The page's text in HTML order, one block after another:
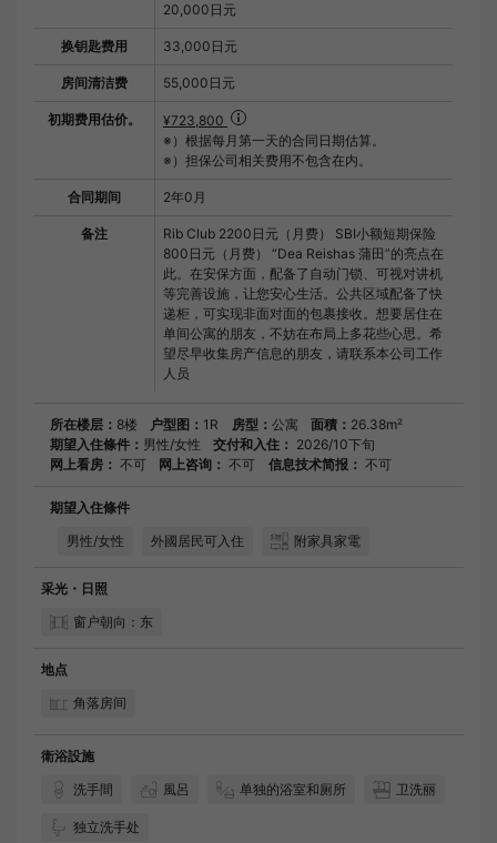
20,000日元
换钥匙费用 33,000日元
房间清洁费 55,000日元
初期费用估价。
¥723,800
※）根据每月第一天的合同日期估算。
※）担保公司相关费用不包含在内。
合同期间 2年0月
备注
Rib Club 2200日元（月费） SBI小额短期保险
800日元（月费） “Dea Reishas 蒲田”的亮点在
此。在安保方面，配备了自动门锁、可视对讲机
等完善设施，让您安心生活。公共区域配备了快
递柜，可实现非面对面的包裹接收。想要居住在
单间公寓的朋友，不妨在布局上多花些心思。希
望尽早收集房产信息的朋友，请联系本公司工作
人员
所在楼层： 8楼 户型图： 1R 房型： 公寓 面積： 26.38m²
期望入住條件： 男性/女性 交付和入住： 2026/10下旬
网上看房： 不可 网上咨询： 不可 信息技术简报： 不可
期望入住條件
男性/女性
外國居民可入住 附家具家電
采光・日照
窗户朝向：东
地点
角落房间
衛浴設施
洗手間
風呂 单独的浴室和厕所 卫洗丽
独立洗手处